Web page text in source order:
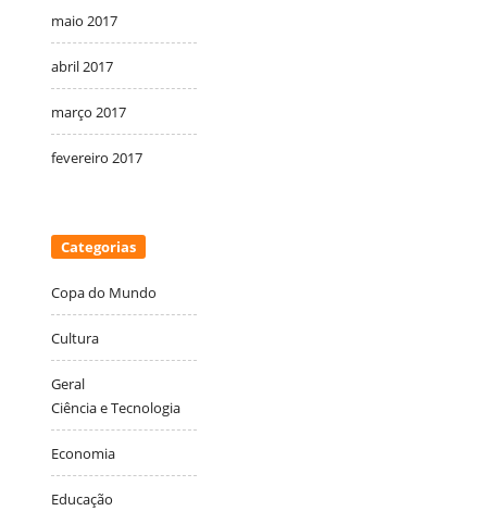
maio 2017
abril 2017
março 2017
fevereiro 2017
Categorias
Copa do Mundo
Cultura
Geral
Ciência e Tecnologia
Economia
Educação